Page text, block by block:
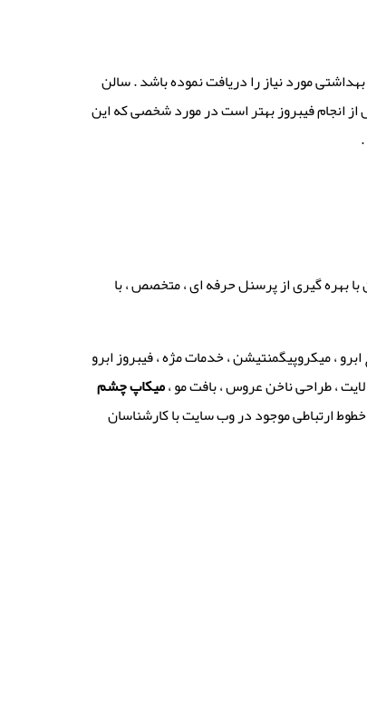
مورد نیاز را دریافت نموده باشد . سالن
از انجام فیبروز بهتر است در مورد شخصی که این
بهره گیری از پرسنل حرفه ای ، متخصص ، با
، میکروپیگمنتیشن ، خدمات مژه ، فیبروز ابرو
، طراحی ناخن عروس ، بافت مو ،میکاپ چشم
ارتباطی موجود در وب سایت با کارشناسان